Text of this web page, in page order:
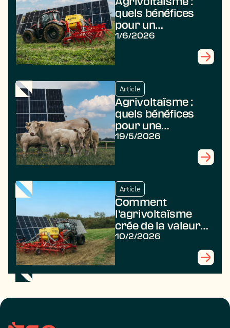
quels bénéfices
pour un
agriculteur ?
1/6/2026
Article
Agrivoltaïsme :
quels bénéfices
pour une
commune ?
19/5/2026
Article
Comment
l’agrivoltaïsme
crée de la valeur
durable dans les
territoires ruraux
10/2/2026